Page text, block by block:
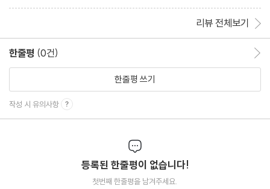
의사소통은 감정 훈련의 실전이다
회피한 갈등이 관계를 망친다
갈등을 관리하는 리더의 대화 전략
불편한 이야기도 미리 꺼내면 덜 아프다
내가 정한 경계 안에서 솔직해지기
의사소통 팔굽혀펴기: 자기표현
-Step 7 장난기: 유연함을 연습하라
일하는 어른에게 놀이가 필요한 이유
리뷰 전체보기
한줄평 (0건)
한줄평 쓰기
작성 시 유의사항
등록된 한줄평이 없습니다!
첫번째 한줄평을 남겨주세요.